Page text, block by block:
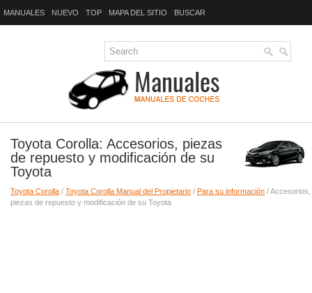
MANUALES NUEVO TOP MAPA DEL SITIO BUSCAR
Toyota Corolla: Accesorios, piezas
de repuesto y modificación de su
Toyota
Toyota Corolla / Toyota Corolla Manual del Propietario / Para su información / Accesorios,
piezas de repuesto y modificación de su Toyota